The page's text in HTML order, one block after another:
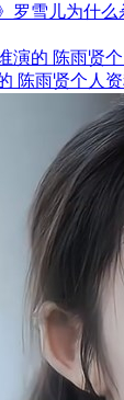
罗雪儿为什
陈雨贤个人